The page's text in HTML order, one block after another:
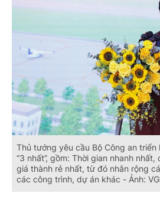
Thủ tướng yêu cầu Bộ Công an
“3 nhất”, gồm: Thời gian nhanh
giá thành rẻ nhất, từ đó nhân rộng
các công trình, dự án khác - Ảnh: